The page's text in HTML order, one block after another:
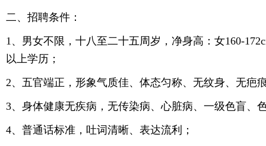
二、招聘条件：
1、男女不限，十八至二十五周岁，净身高：女160-
以上学历；
2、五官端正，形象气质佳、体态匀称、无纹身、无疤
3、身体健康无疾病，无传染病、心脏病、一级色盲、
4、普通话标准，吐词清晰、表达流利；